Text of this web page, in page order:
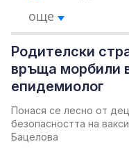
още
Родителски
връща морбили
епидемиолог
Понася се лесно от
безопасността на
Бацелова